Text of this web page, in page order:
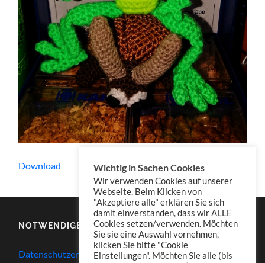
Download
NOTWENDIGES
Datenschutzerklärung
Wichtig in Sachen Cookies
Wir verwenden Cookies auf unserer
Webseite. Beim Klicken von
"Akzeptiere alle" erklären Sie sich
damit einverstanden, dass wir ALLE
Cookies setzen/verwenden. Möchten
Sie sie eine Auswahl vornehmen,
klicken Sie bitte "Cookie
Einstellungen". Möchten Sie alle (bis